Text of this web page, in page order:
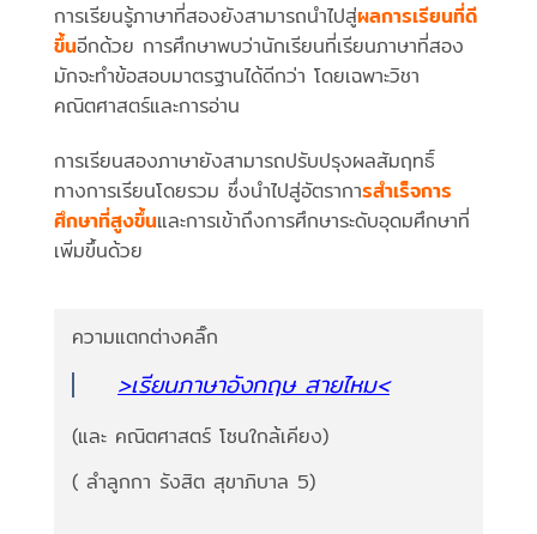
การเรียนรู้ภาษาที่สองยังสามารถนำไปสู่ผลการเรียนที่ดี
ขึ้นอีกด้วย การศึกษาพบว่านักเรียนที่เรียนภาษาที่สอง
มักจะทำข้อสอบมาตรฐานได้ดีกว่า โดยเฉพาะวิชา
คณิตศาสตร์และการอ่าน
การเรียนสองภาษายังสามารถปรับปรุงผลสัมฤทธิ์
ทางการเรียนโดยรวม ซึ่งนำไปสู่อัตราการสำเร็จการ
ศึกษาที่สูงขึ้นและการเข้าถึงการศึกษาระดับอุดมศึกษาที่
เพิ่มขึ้นด้วย
ความแตกต่างคลิ๊ก
>เรียนภาษาอังกฤษ สายไหม<
(และ คณิตศาสตร์ โซนใกล้เคียง)
( ลำลูกกา รังสิต สุขาภิบาล 5)